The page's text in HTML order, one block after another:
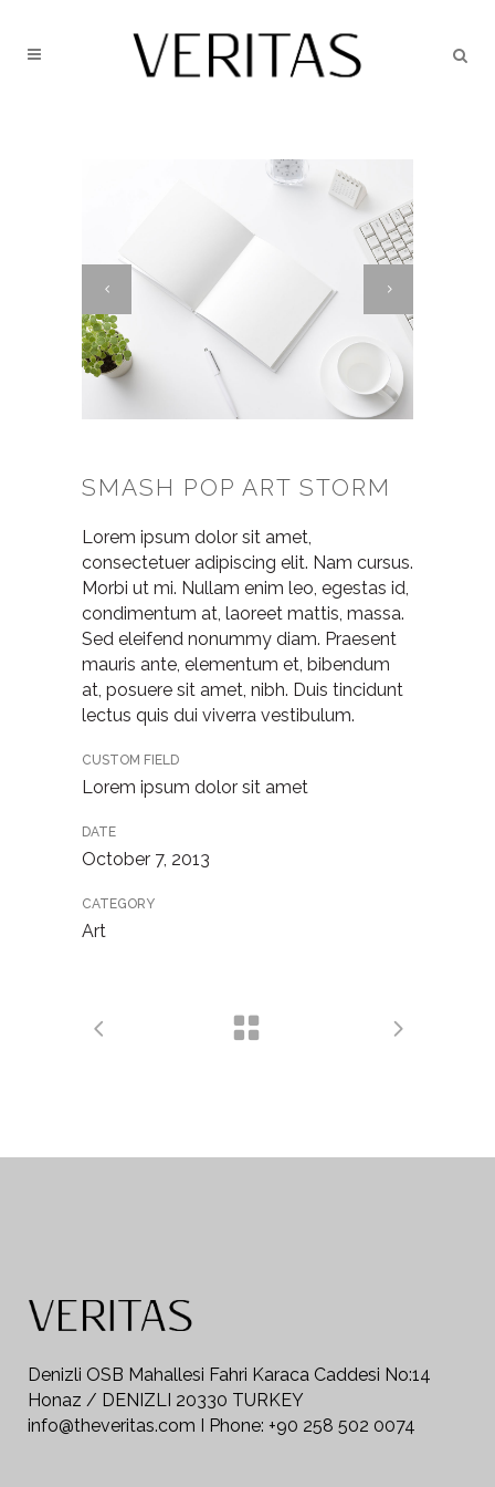
SMASH POP ART STORM
Lorem ipsum dolor sit amet,
consectetuer adipiscing elit. Nam cursus.
Morbi ut mi. Nullam enim leo, egestas id,
condimentum at, laoreet mattis, massa.
Sed eleifend nonummy diam. Praesent
mauris ante, elementum et, bibendum
at, posuere sit amet, nibh. Duis tincidunt
lectus quis dui viverra vestibulum.
CUSTOM FIELD
Lorem ipsum dolor sit amet
DATE
October 7, 2013
CATEGORY
Art
Denizli OSB Mahallesi Fahri Karaca Caddesi No:14
Honaz / DENIZLI 20330 TURKEY
info@theveritas.com I Phone: +90 258 502 0074